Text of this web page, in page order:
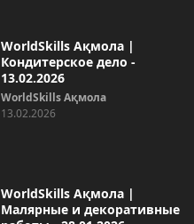
WorldSkills Ақмола |
Кондитерское дело -
13.02.2026
WorldSkills Ақмола
13.02.2026
WorldSkills Ақмола |
Малярные и декоративные